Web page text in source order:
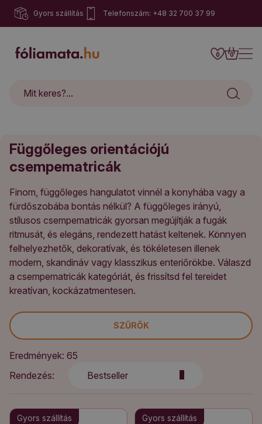
Gyors szállítás Telefonszám: +48 32 700 37 99
0 0
Függőleges orientációjú
csempematricák
Finom, függőleges hangulatot vinnél a konyhába vagy a
fürdőszobába bontás nélkül? A függőleges irányú,
stílusos csempematricák gyorsan megújítják a fugák
ritmusát, és elegáns, rendezett hatást keltenek. Könnyen
felhelyezhetők, dekoratívak, és tökéletesen illenek
modern, skandináv vagy klasszikus enteriőrökbe. Válaszd
a csempematricák kategóriát, és frissítsd fel tereidet
kreatívan, kockázatmentesen.
SZŰRŐK
Eredmények: 65
Rendezés:
Bestseller
Gyors szállítás Gyors szállítás